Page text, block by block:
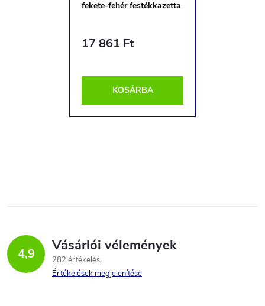
fekete-fehér festékkazetta
17 861 Ft
KOSÁRBA
4,9 Vásárlói vélemények
282 értékelés
Értékelések megjelenítése